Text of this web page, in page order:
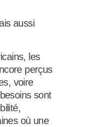
aussi
les
perçus
voire
sont
où une